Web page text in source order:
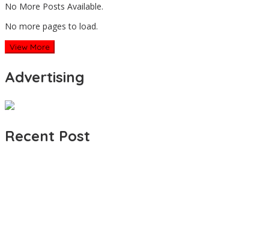
No More Posts Available.
No more pages to load.
View More
Advertising
Recent Post